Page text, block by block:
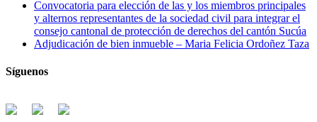
Convocatoria para elección de las y los miembros principales
y alternos representantes de la sociedad civil para integrar el
consejo cantonal de protección de derechos del cantón Sucúa
Adjudicación de bien inmueble – Maria Felicia Ordoñez Taza
Síguenos